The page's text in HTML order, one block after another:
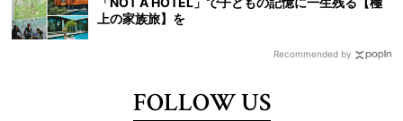
上の家族旅】を
Recommended by
FOLLOW US